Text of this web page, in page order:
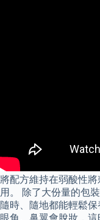
將配方維持在弱酸性
用。 除了大份量的包
隨時、隨地都能輕鬆
眼角、鼻翼會脫妝，